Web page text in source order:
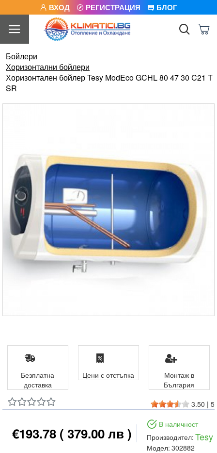
ВХОД РЕГИСТРАЦИЯ БЛОГ
Бойлери
Хоризонтални бойлери
Хоризонтален бойлер Tesy ModEco GCHL 80 47 30 C21 T
SR
3.50 | 5
€193.78 ( 379.00 лв )
В наличност
Производител: Tesy
Модел: 302882
Безплатна
доставка
Цени с отстъпка
Монтаж в
България